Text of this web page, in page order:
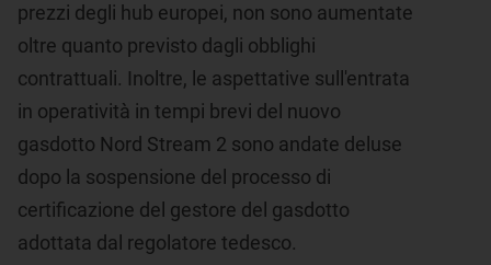
prezzi degli hub europei, non sono aumentate
oltre quanto previsto dagli obblighi
contrattuali. Inoltre, le aspettative sull'entrata
in operatività in tempi brevi del nuovo
gasdotto Nord Stream 2 sono andate deluse
dopo la sospensione del processo di
certificazione del gestore del gasdotto
adottata dal regolatore tedesco.